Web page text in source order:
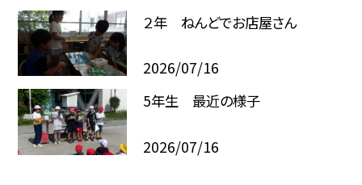
２年 ねんどでお店屋さん
2026/07/16
5年生 最近の様子
2026/07/16